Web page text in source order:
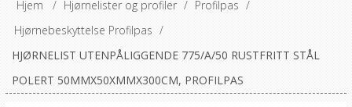
Hjem / Hjørnelister og profiler / Profilpas /
Hjørnebeskyttelse Profilpas /
HJØRNELIST UTENPÅLIGGENDE 775/A/50 RUSTFRITT STÅL
POLERT 50MMX50XMMX300CM, PROFILPAS